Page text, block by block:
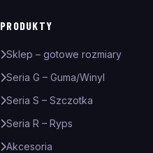
PRODUKTY
Sklep – gotowe rozmiary
Seria G – Guma/Winyl
Seria S – Szczotka
Seria R – Ryps
Akcesoria